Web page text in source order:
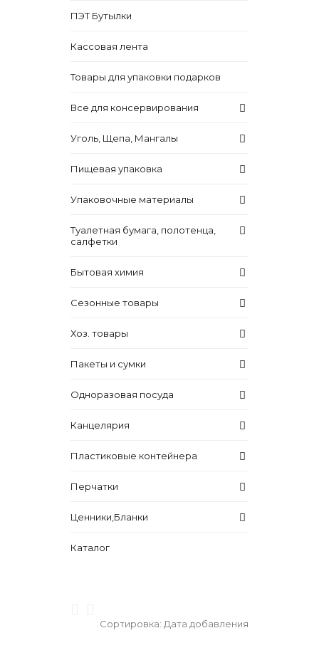
ПЭТ Бутылки
Кассовая лента
Товары для упаковки подарков
Все для консервирования
Уголь, Щепа, Мангалы
Пищевая упаковка
Упаковочные материалы
Туалетная бумага, полотенца,
салфетки
Бытовая химия
Сезонные товары
Хоз. товары
Пакеты и сумки
Одноразовая посуда
Канцелярия
Пластиковые контейнера
Перчатки
Ценники,Бланки
Каталог
Сортировка: Дата добавления